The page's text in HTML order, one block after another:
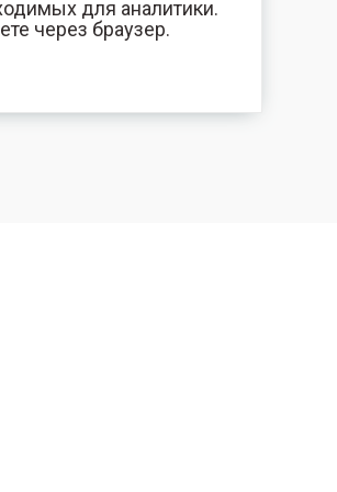
для аналитики.
через браузер.